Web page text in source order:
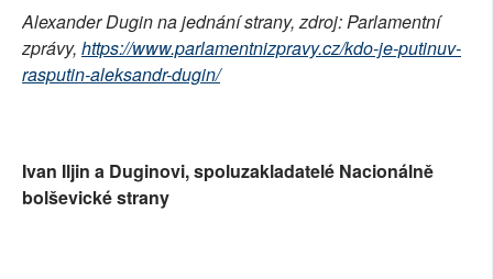
Alexander Dugin na jednání strany, zdroj: Parlamentní
zprávy, https://www.parlamentnizpravy.cz/kdo-je-putinuv-
rasputin-aleksandr-dugin/
Ivan Iljin a Duginovi, spoluzakladatelé Nacionálně
bolševické strany